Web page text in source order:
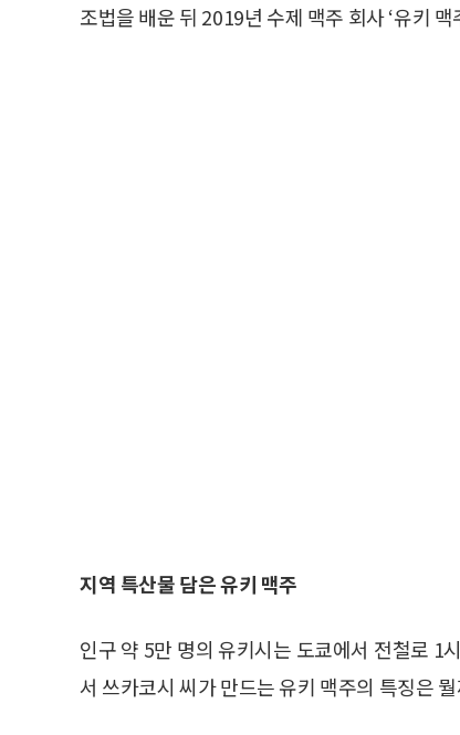
조법을 배운 뒤 2019년 수제 맥주 회사 ‘유키 맥
지역 특산물 담은 유키 맥주
인구 약 5만 명의 유키시는 도쿄에서 전철로 1
서 쓰카코시 씨가 만드는 유키 맥주의 특징은